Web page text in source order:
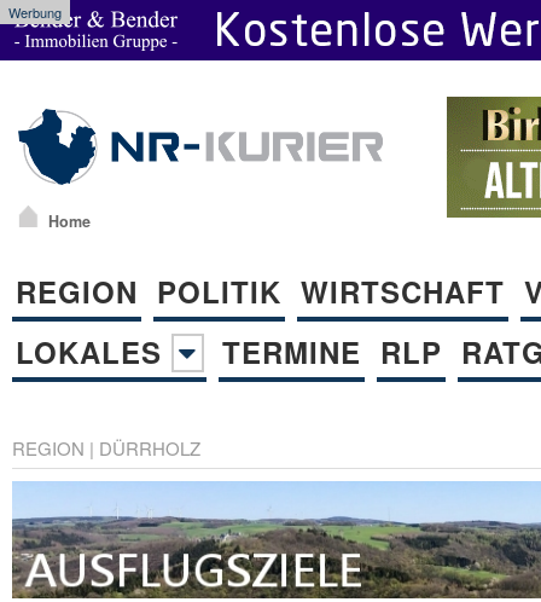
Werbung
Home
REGION POLITIK WIRTSCHAFT
LOKALES
TERMINE RLP
REGION | DÜRRHOLZ